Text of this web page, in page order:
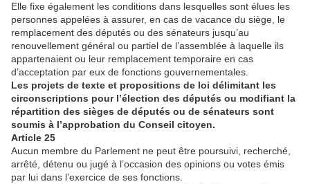
Elle fixe également les conditions dans lesquelles sont élues les
personnes appelées à assurer, en cas de vacance du siège, le
remplacement des députés ou des sénateurs jusqu’au
renouvellement général ou partiel de l’assemblée à laquelle ils
appartenaient ou leur remplacement temporaire en cas
d’acceptation par eux de fonctions gouvernementales.
Les projets de texte et propositions de loi délimitant les
circonscriptions pour l’élection des députés ou modifiant la
répartition des sièges de députés ou de sénateurs sont
soumis à l’approbation du Conseil citoyen.
Article 25
Aucun membre du Parlement ne peut être poursuivi, recherché,
arrêté, détenu ou jugé à l’occasion des opinions ou votes émis
par lui dans l’exercice de ses fonctions.